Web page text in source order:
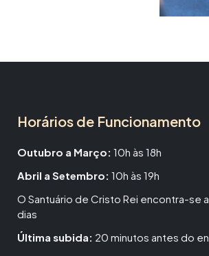
Horários de Funcionamento
Outubro a Março: 10h às 18h
Abril a Setembro: 10h às 19h
O Santuário de Cristo Rei encontra-se
dias
Última subida: 20 minutos antes do